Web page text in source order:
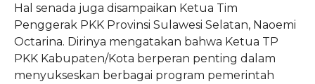
Hal senada juga disampaikan Ketua Tim
Penggerak PKK Provinsi Sulawesi Selatan, Naoemi
Octarina. Dirinya mengatakan bahwa Ketua TP
PKK Kabupaten/Kota berperan penting dalam
menyukseskan berbagai program pemerintah